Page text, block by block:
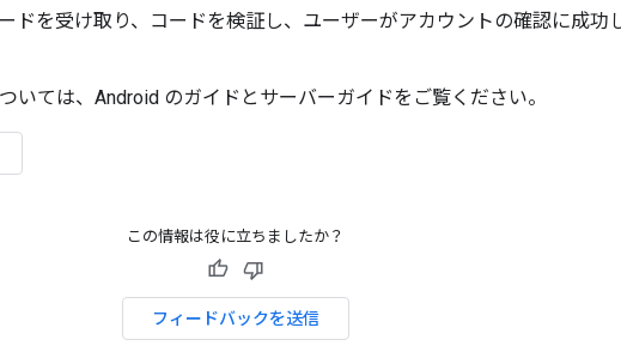
ドを受け取り、コードを検証し、ユーザーがアカウントの確認に成功
いては、Android のガイドとサーバーガイドをご覧ください。
この情報は役に立ちましたか？
フィードバックを送信